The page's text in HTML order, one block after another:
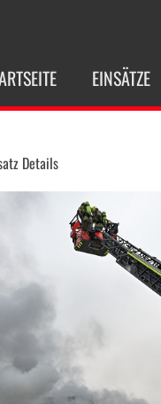
EINSÄTZE
Details